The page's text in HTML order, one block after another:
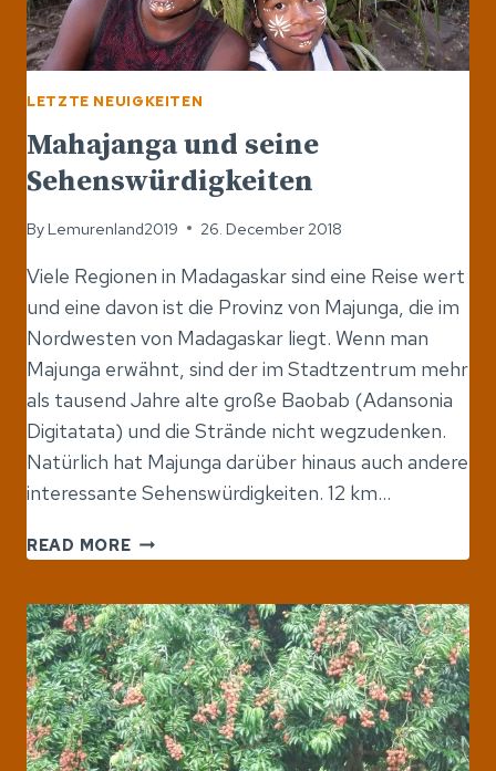
LETZTE NEUIGKEITEN
Mahajanga und seine
Sehenswürdigkeiten
By Lemurenland2019 26. December 2018
Viele Regionen in Madagaskar sind eine Reise wert
und eine davon ist die Provinz von Majunga, die im
Nordwesten von Madagaskar liegt. Wenn man
Majunga erwähnt, sind der im Stadtzentrum mehr
als tausend Jahre alte große Baobab (Adansonia
Digitatata) und die Strände nicht wegzudenken.
Natürlich hat Majunga darüber hinaus auch andere
interessante Sehenswürdigkeiten. 12 km…
READ MOREMAHAJANGA
UND
SEHENSWÜRDIGKEITEN